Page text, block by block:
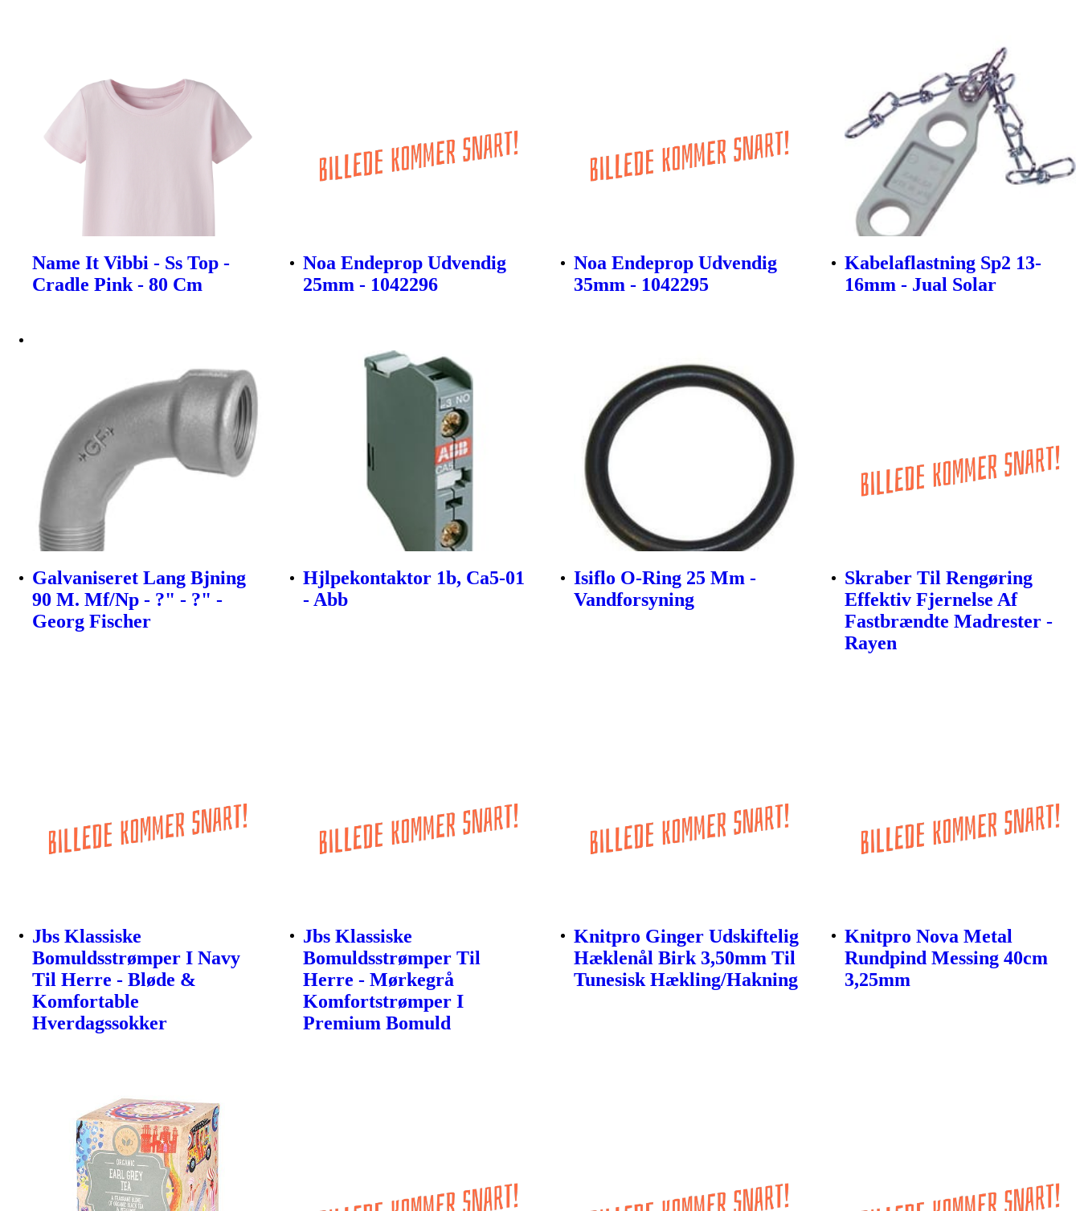
Name It Vibbi - Ss Top -
Cradle Pink - 80 Cm
Noa Endeprop Udvendig
25mm - 1042296
Noa Endeprop Udvendig
35mm - 1042295
Kabelaflastning Sp2 13-
16mm - Jual Solar
Galvaniseret Lang Bjning
90 M. Mf/Np - ?" - ?" -
Georg Fischer
Hjlpekontaktor 1b, Ca5-01
- Abb
Isiflo O-Ring 25 Mm -
Vandforsyning
Skraber Til Rengøring
Effektiv Fjernelse Af
Fastbrændte Madrester -
Rayen
Jbs Klassiske
Bomuldsstrømper I Navy
Til Herre - Bløde &
Komfortable
Hverdagssokker
Jbs Klassiske
Bomuldsstrømper Til
Herre - Mørkegrå
Komfortstrømper I
Premium Bomuld
Knitpro Ginger Udskiftelig
Hæklenål Birk 3,50mm Til
Tunesisk Hækling/Hakning
Knitpro Nova Metal
Rundpind Messing 40cm
3,25mm